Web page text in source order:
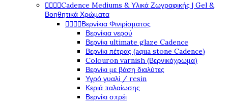
Cadence Mediums & Υλικά Ζωγραφικής | Gel &
Βοηθητικά Χρώματα
Βερνίκια Φινιρίσματος
Βερνίκια νερού
Βερνίκι ultimate glaze Cadence
Βερνίκι πέτρας (aqua stone Cadence)
Colouron varnish (Βερνικόχρωμα)
Βερνίκι με βάση διαλύτες
Υγρό γυαλί / resin
Κεριά παλαίωσης
Βερνίκι σπρέι